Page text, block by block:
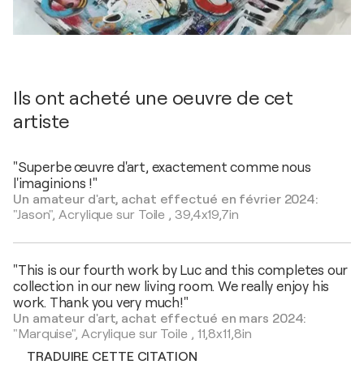
Ils ont acheté une oeuvre de cet
artiste
"Superbe œuvre d'art, exactement comme nous
l'imaginions !"
Un amateur d'art, achat effectué en février 2024:
"Jason",Acrylique sur Toile , 39,4x19,7in
"This is our fourth work by Luc and this completes our
collection in our new living room. We really enjoy his
work. Thank you very much!"
Un amateur d'art, achat effectué en mars 2024:
"Marquise", Acrylique sur Toile, 11,8x11,8in
TRADUIRE CETTE CITATION